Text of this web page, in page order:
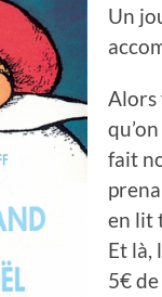
Un
Alors
fait
en lit
Et là,
5€